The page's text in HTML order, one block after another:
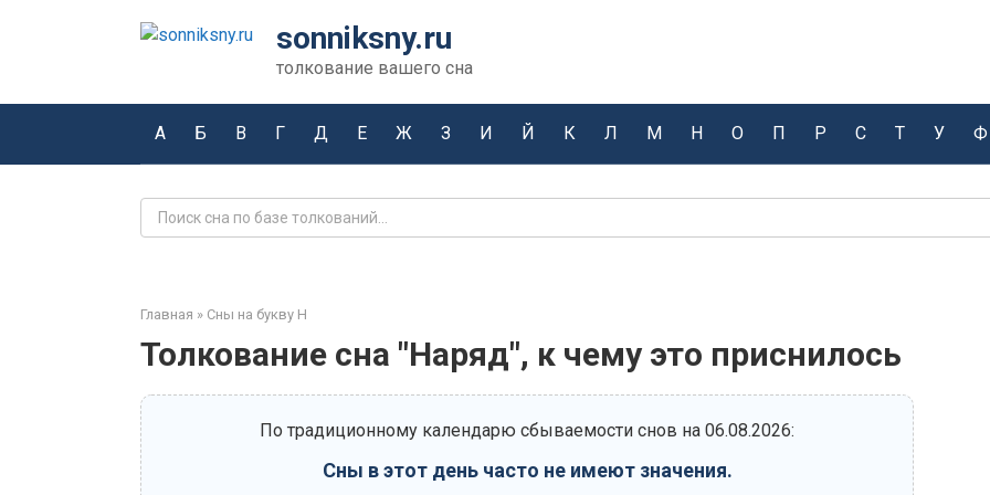
sonniksny.ru
толкование вашего сна
А Б В Г Д Е Ж З И Й К Л М Н О П Р С Т У Ф
Поиск:
Главная » Сны на букву Н
Толкование сна "Наряд", к чему это приснилось
По традиционному календарю сбываемости снов на 06.08.2026:
Сны в этот день часто не имеют значения.